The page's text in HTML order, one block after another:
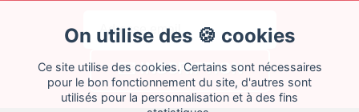
On utilise des 🍪 cookies
Ce site utilise des cookies. Certains sont nécessaires
pour le bon fonctionnement du site, d'autres sont
utilisés pour la personnalisation et à des fins